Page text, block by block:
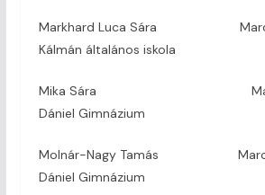
Markhard Luca Sára
Kálmán általános iskola
Mika Sára Marcali
Dániel Gimnázium
Molnár-Nagy Tamás Marcali
Dániel Gimnázium